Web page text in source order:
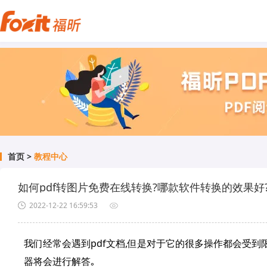
首页 > 教程中心
如何pdf转图片免费在线转换?哪款软件转换的效果好
2022-12-22 16:59:53
我们经常会遇到pdf文档,但是对于它的很多操作都会受到
器将会进行解答｡